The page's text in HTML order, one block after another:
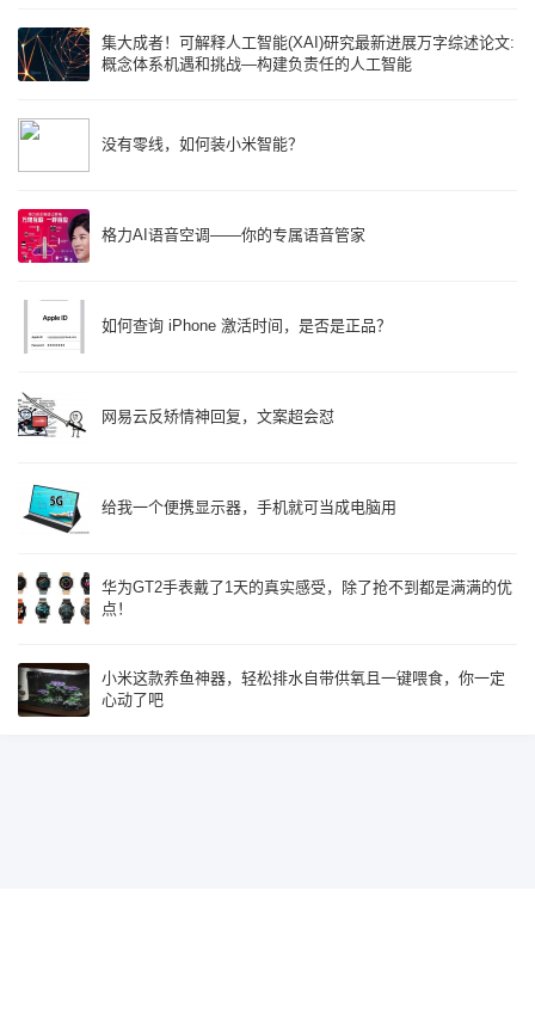
集大成者！可解释人工智能(XAI)研究最新进展万字综述论文:
概念体系机遇和挑战—构建负责任的人工智能
没有零线，如何装小米智能？
格力AI语音空调——你的专属语音管家
如何查询 iPhone 激活时间，是否是正品？
网易云反矫情神回复，文案超会怼
给我一个便携显示器，手机就可当成电脑用
华为GT2手表戴了1天的真实感受，除了抢不到都是满满的优
点！
小米这款养鱼神器，轻松排水自带供氧且一键喂食，你一定
心动了吧